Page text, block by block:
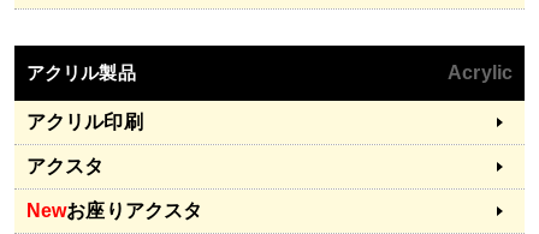
アクリル製品 Acrylic
アクリル印刷
アクスタ
Newお座りアクスタ